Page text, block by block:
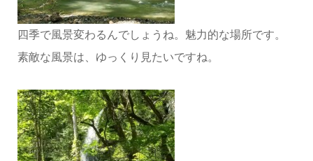
四季で風景変わるんでしょうね。魅力的な場所です。
素敵な風景は、ゆっくり見たいですね。